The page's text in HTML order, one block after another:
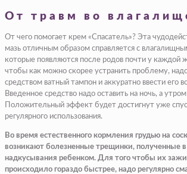
От травм во
От чего помогает крем «Спасатель»? Эта
мазь отличным образом справляется с
которые появляются после родов почти у каждой
чтобы как можно скорее устранить проблему,
средством ватный тампон и аккуратно ввести его
Введенное средство надо оставить на ночь, а утром
Положительный эффект будет достигнут уже
регулярного использования.
Во время естественного кормления грудью на
возникают болезненные трещинки, полученные в
надкусывания ребенком. Для того чтобы их
происходило гораздо быстрее, надо регулярно